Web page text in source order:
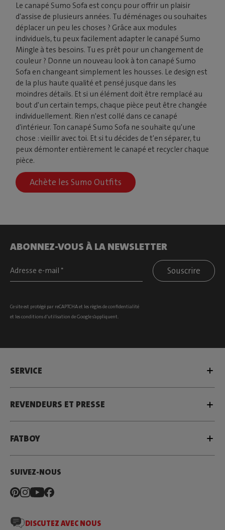
Le canapé Sumo Sofa est conçu pour offrir un plaisir
d'assise de plusieurs années. Tu déménages ou souhaites
déplacer un peu les choses ? Grâce aux modules
individuels, tu peux facilement adapter le canapé Sumo
Mingle à tes besoins. Tu es prêt pour un changement de
couleur ? Donne un nouveau look à ton canapé Sumo
Sofa en changeant simplement les housses. Le design est
de la plus haute qualité et pensé jusque dans les
moindres détails. Et si un élément doit être remplacé au
bout d'un certain temps, chaque pièce peut être changée
individuellement. Rien n'est collé dans ce canapé
d'intérieur. Ton canapé Sumo Sofa ne souhaite qu'une
chose : vieillir avec toi. Et si tu décides de t'en séparer, tu
peux démonter entièrement le canapé et recycler chaque
pièce.
Achète les Sumo Outfits
ABONNEZ-VOUS À LA NEWSLETTER
Souscrire
Ce site est protégé par reCAPTCHA et les règles de confidentialité
et lesconditions d’utilisation de Google s’appliquent.
SERVICE
REVENDEURS ET PRESSE
FATBOY
SUIVEZ-NOUS
DISCUTEZ AVEC NOUS